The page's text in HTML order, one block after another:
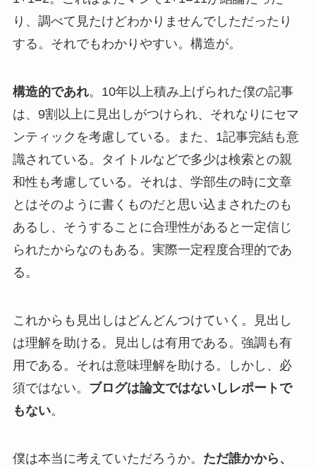
り、調べて見たけどわかりませんでしただったり
する。それでもわかりやすい。構造が。
構造的であれ。10年以上積み上げられた僕の記事
は、9割以上に見出しがつけられ、それなりにセマ
ンティックを考慮している。また、1記事完結も意
識されている。タイトルなどで多少は検索との親
和性も考慮している。それは、学部生の時に文章
とはそのように書くものだと思い込まされたのも
あるし、そうすることに合理性があると一定信じ
られたからなのもある。実際一定程度合理的であ
る。
これからも見出しはどんどんつけていく。見出し
は理解を助ける。見出しは有用である。強調も有
用である。それは意味理解を助ける。しかし、必
須ではない。 ブログは論文ではないしレポートで
もない。
僕は本当に考えていただろうか。 ただ誰かから、